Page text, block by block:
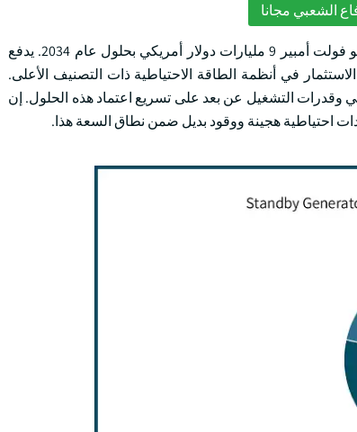
الشعبي مجانا
ستتجاوز صناعة مجموعات المولدات الاحتياطية المصنفة > 300 كيلو فولت أمبير - 500 كيلو فولت أمبير 9 مليارات دولار أمريكي بحلول عام 2034. يدفع
في أنظمة الطاقة الاحتياطية ذات التصنيف الأعلى.
وقدرات التشغيل عن بعد على تسريع اعتماد هذه الحلول. إن
احتياطية هجينة ووقود بديل ضمن نطاق السعة هذا.